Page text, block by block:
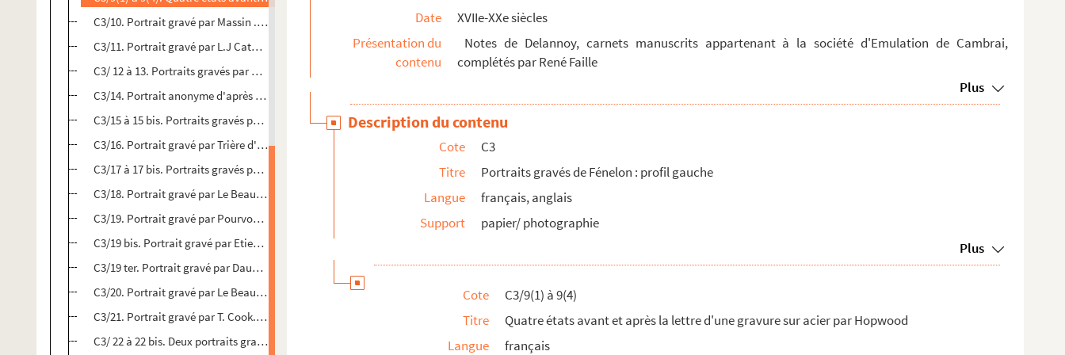
C3/10. Portrait gravé par Massin . Se trouve à Paris chez Ménard et Desenne rue Git de France
C3/11. Portrait gravé par L.J Cathelin d'après un tableau de Vivien
C3/ 12 à 13. Portraits gravés par Ballin d'après un tableau de Vivien
C3/14. Portrait anonyme d'après un tableau de Bailleul : frontispice d'une édition du Télémaque
C3/15 à 15 bis. Portraits gravés par Jehotte sur papier de chine et de vélin
C3/16. Portrait gravé par Trière d'après Vivien et Maréchal. Etat avant la lettre
C3/17 à 17 bis. Portraits gravés par Massard : état définitif et épreuve avant la lettre
C3/18. Portrait gravé par Le Beau. Se trouve à l'adresse : "A Paris chez Esnauts et Rapilly"
C3/19. Portrait gravé par Pourvoyeur d'après un tableau de Daulé
C3/19 bis. Portrait gravé par Etienne Desrochers rue Saint-Jacques près les Mathurins. Légende de six vers.
C3/19 ter. Portrait gravé par Daumont , successeur de Petit et Desrochers
C3/20. Portrait gravé par Le Beau. A Paris, chez Mondhard
C3/21. Portrait gravé par T. Cook. Titre de la gravure en anglais
C3/ 22 à 22 bis. Deux portraits gravés par François sur papier de chine
Date
XVIIe-XXe siècles
Présentation du
contenu
Notes de Delannoy, carnets manuscrits appartenant à la société d'Emulation de Cambrai,
complétés par René Faille
Plus
Description du contenu
Cote
C3
Titre
Portraits gravés de Fénelon : profil gauche
Langue
français, anglais
Support
papier/ photographie
Plus
Cote
C3/9(1) à 9(4)
Titre
Quatre états avant et après la lettre d'une gravure sur acier par Hopwood
Langue
français